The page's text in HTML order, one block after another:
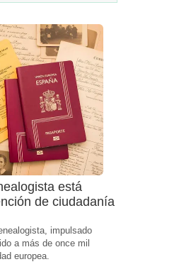
está
de ciudadanía
impulsado
a más de once mil
europea.